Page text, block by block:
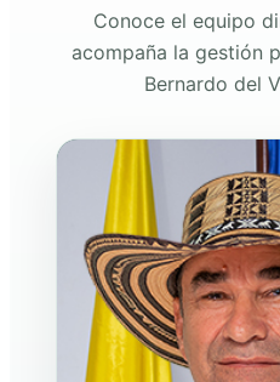
Conoce el equipo
acompaña la gestión
Bernardo del